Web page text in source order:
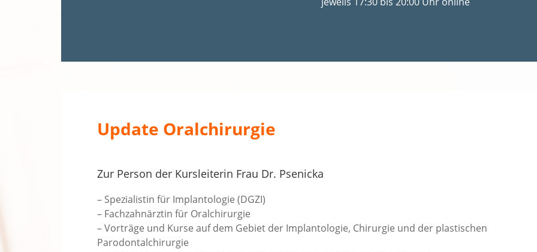
Update Oralchirurgie
Zur Person der Kursleiterin Frau Dr. Psenicka
– Spezialistin für Implantologie (DGZI)
– Fachzahnärztin für Oralchirurgie
– Vorträge und Kurse auf dem Gebiet der Implantologie, Chirurgie und der plastischen
Parodontalchirurgie